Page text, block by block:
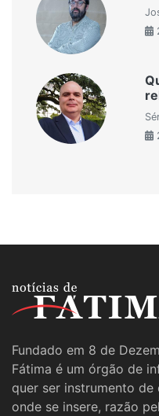
Fundado em 8 de
Fátima é um órgão de
quer ser instrumento
onde se insere, razão